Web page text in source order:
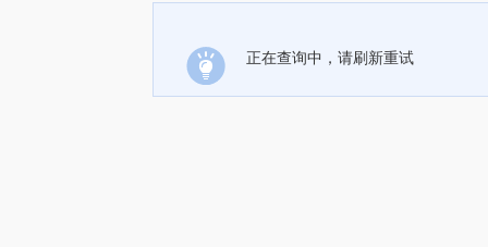
正在查询中，请刷新重试